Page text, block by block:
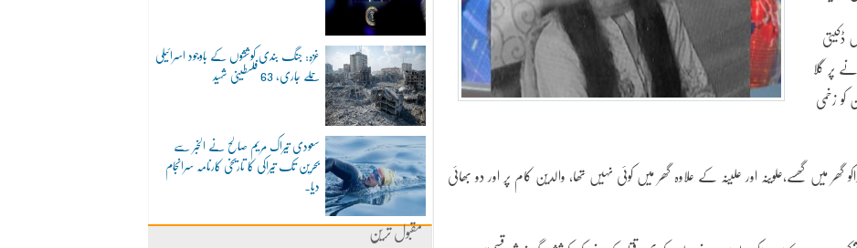
غزہ: جنگ بندی کوششوں کے باوجود اسرائیلی
حملے جاری، 63 فلسطینی شہید
سعودی تیراک مریم صالح نے الخبر سے
بحرین تک تیراکی کا تاریخی کارنامہ سرانجام
دیا۔
مقبول ترین
ڈکیتی
پر گلا
زخمی
کے مطابق صبح دس بجے قریب 2 ڈاکو گھر میں گھسے،علوینہ اور علینہ کے علاوہ گھر میں کوئی نہیں تھا، والدین کام پر اور دو بھائی